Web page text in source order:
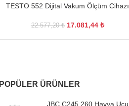
TESTO 552 Dijital Vakum Ölçüm Cihazı
22.577,20₺ 17.081,44 ₺
POPÜLER ÜRÜNLER
JBC C245 260 Havya Ucu